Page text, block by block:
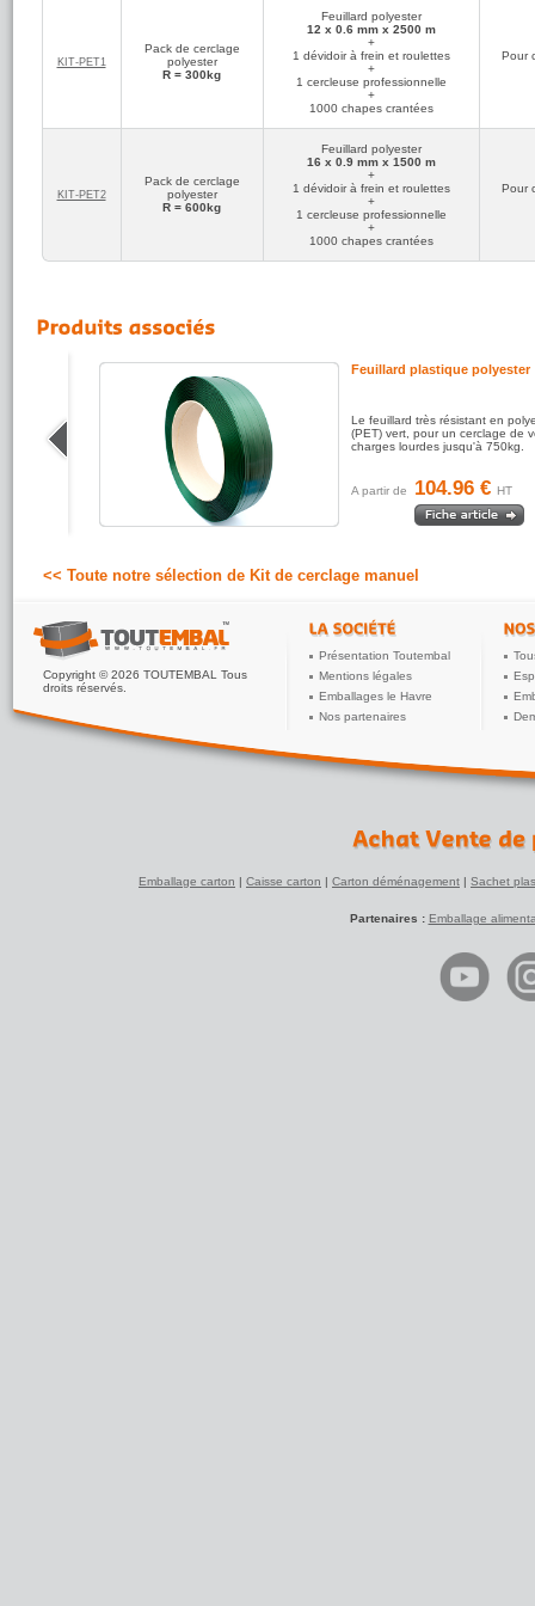
:
- Le
métalliques de 13
- Lepack de
KIT‑PET1
Pack de cerclage
polyester
R = 300kg
Feuillard polyester
12 x 0.6 mm x 2500 m
+
1 dévidoir à frein et roulettes
+
1 cercleuse professionnelle
+
1000 chapes crantées
Pour
KIT‑PET2
Pack de cerclage
polyester
R = 600kg
Feuillard polyester
16 x 0.9 mm x 1500 m
+
1 dévidoir à frein et roulettes
+
1 cercleuse professionnelle
+
1000 chapes crantées
Pour
Feuillard plastique polyester
Le feuillard très résistant en
(PET) vert, pour un cerclage de
charges lourdes jusqu'à 750kg.
A partir de 104.96 € HT
<< Toute notre sélection de Kit de cerclage manuel
Copyright © 2026 TOUTEMBAL Tous
droits réservés.
Présentation Toutembal
Mentions légales
Emballages le Havre
Nos partenaires
Emballage carton | Caisse carton | Carton déménagement | Sachet
Partenaires : Emballage